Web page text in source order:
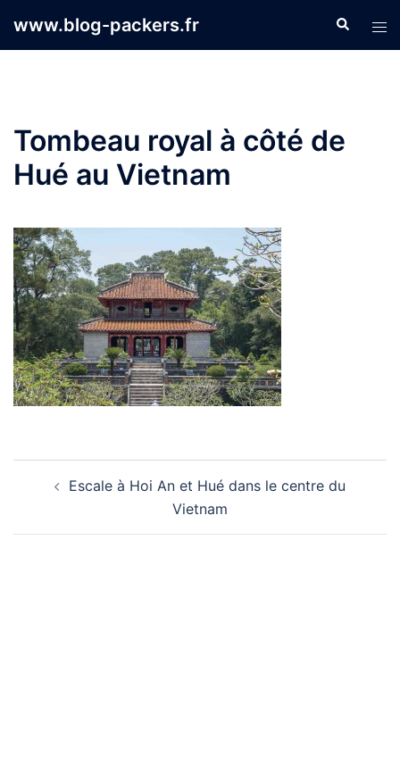
www.blog-packers.fr
le
Tombeau royal à côté de
Hué au Vietnam
d’articleEscale à Hoi An et Hué dans le centre du
Vietnam